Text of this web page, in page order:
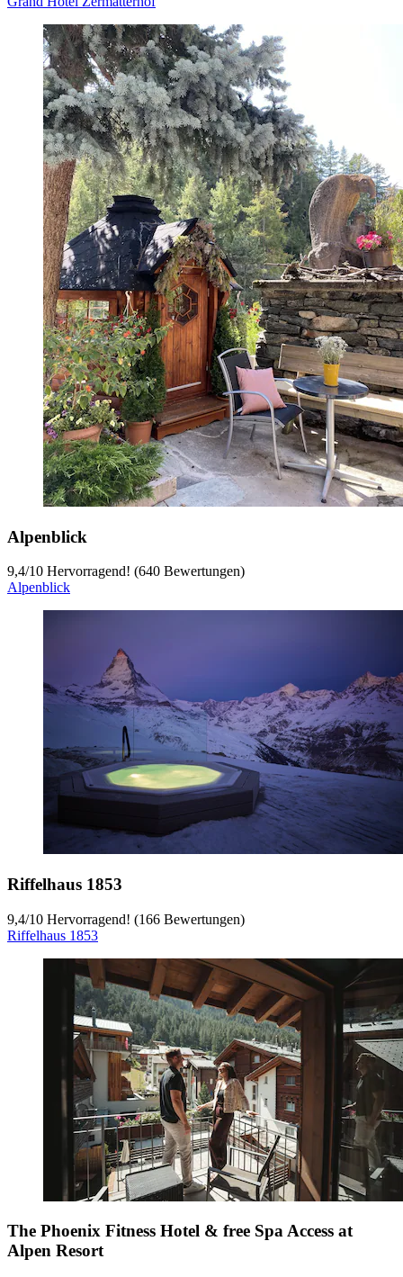
Alpenblick
9,4/10 Hervorragend! (640 Bewertungen)
Alpenblick
Riffelhaus 1853
9,4/10 Hervorragend! (166 Bewertungen)
Riffelhaus 1853
The Phoenix Fitness Hotel & free Spa Access at
Alpen Resort